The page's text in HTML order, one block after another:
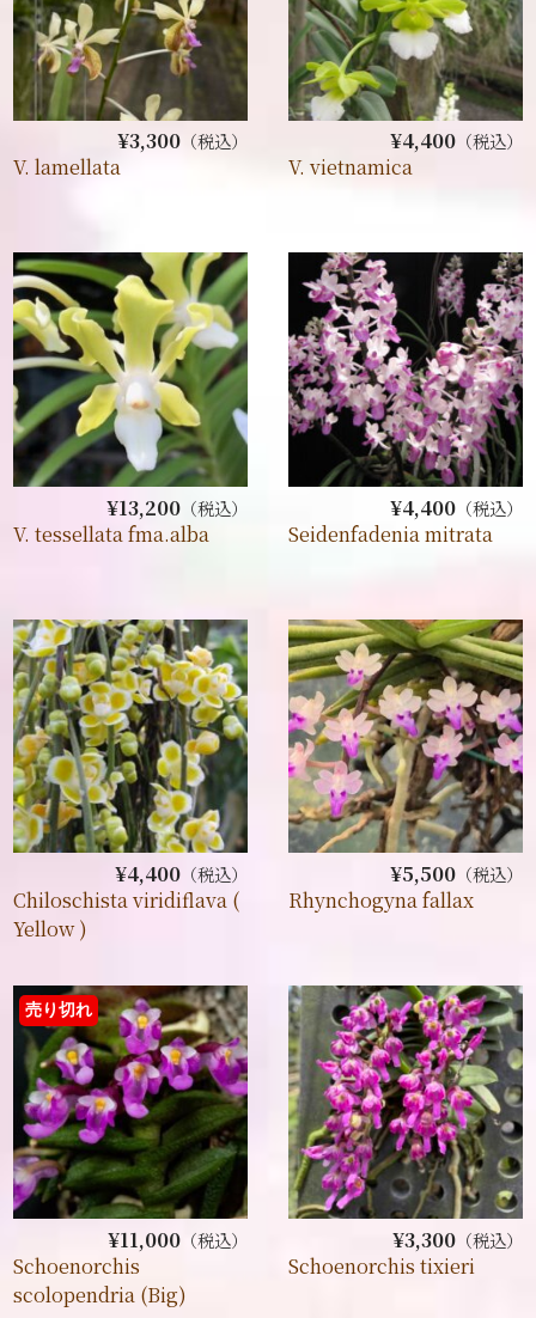
¥3,300（税込）
V. lamellata
¥4,400（税込）
V. vietnamica
¥13,200（税込）
V. tessellata fma.alba
¥4,400（税込）
Seidenfadenia mitrata
¥4,400（税込）
Chiloschista viridiflava (
Yellow )
¥5,500（税込）
Rhynchogyna fallax
¥11,000（税込）
売り切れ
Schoenorchis
scolopendria (Big)
¥3,300（税込）
Schoenorchis tixieri